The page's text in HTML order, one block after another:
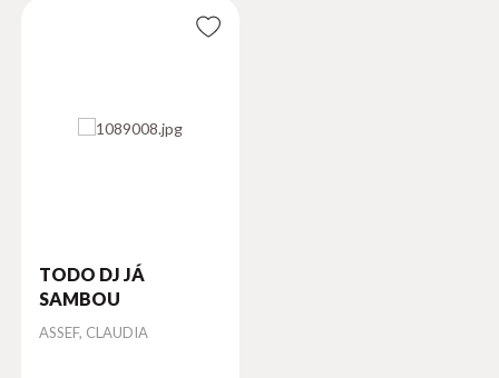
TODO DJ JÁ
SAMBOU
Autor
ASSEF, CLAUDIA